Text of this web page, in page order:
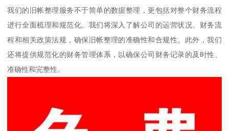
我们的旧帐整理服务不于简单的数据整理，更包括对整个财务流程
进行全面梳理和规范化。我们将深入了解公司的运营状况、财务流
程和相关政策法规，确保旧帐整理的准确性和合规性。此外，我们
还将提供规范化的财务管理体系，以确保公司财务记录的及时性、
准确性和完整性。